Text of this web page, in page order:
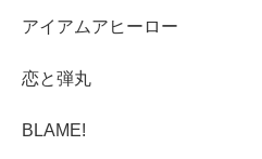
アイアムアヒーロー
恋と弾丸
BLAME!